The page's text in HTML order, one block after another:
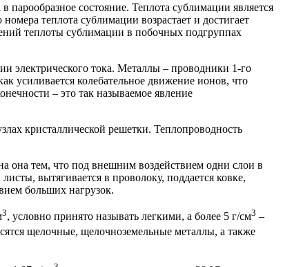
состояние. Теплота сублимации является
теплота сублимации возрастает и достигает
теплоты сублимации в побочных подгруппах
электрического тока. Металлы – проводники 1-го
усиливается колебательное движение ионов, что
– это так называемое явление
кристаллической решетки. Теплопроводность
она тем, что под внешним воздействием одни слои в
вытягивается в проволоку, поддается ковке,
больших нагрузок.
3, условно принято называть легкими, а более 5 г/см3 –
щелочные, щелочноземельные металлы, а также